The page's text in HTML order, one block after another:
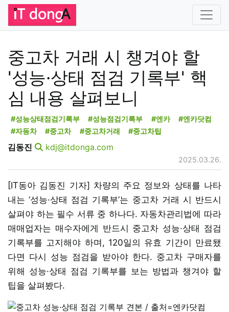
중고차 거래 시 챙겨야 할
'성능·상태 점검 기록부' 핵
심 내용 살펴보니
#성능상태점검기록부 #성능점검기록부 #엔카
#엔카닷컴
#자동차
#중고차 #중고차거래 #중고차팁
김동진 kdj@itdonga.com
2025.03.26.
[IT동아 김동진 기자] 차량의 주요 정보와 상태를 나타
내는 ‘성능·상태 점검 기록부’는 중고차 거래 시 반드시
살펴야 하는 필수 서류 중 하나다. 자동차관리법에 따라
매매업자는 매수자에게 반드시 중고차 성능·상태 점검
기록부를 고지해야 하며, 120일의 유효 기간이 만료됐
다면 다시 성능 점검을 받아야 한다. 중고차 구매자를
위해 성능·상태 점검 기록부를 보는 방법과 챙겨야 할
팁을 살펴봤다.